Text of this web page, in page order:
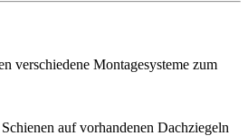
verschiedene Montagesysteme zum
auf vorhandenen Dachziegeln